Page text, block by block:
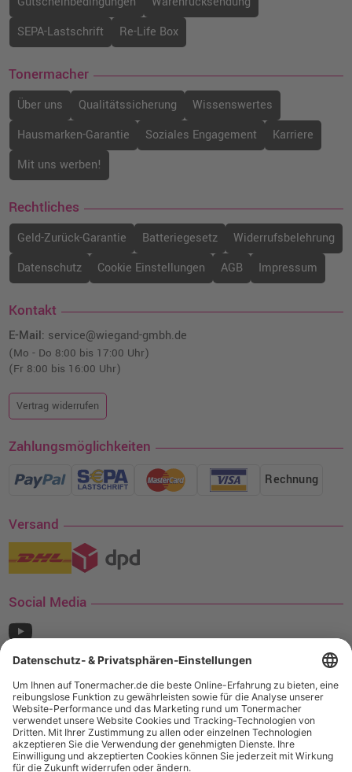
SEPA-Lastschrift
Re-Life Box
Tonermacher
Über uns Qualitätssicherung
Wissenswertes
Hausmarken-Garantie
Soziales Engagement
Karriere
Mit uns werben!
Rechtliches
Geld-Zurück-Garantie Batteriegesetz
Widerrufsbelehrung
Datenschutz
Cookie Einstellungen AGB Impressum
Kontakt
E-Mail: service@wiegand-gmbh.de
(Mo - Do 8:00 bis 17:00 Uhr)
(Fr 8:00 bis 16:00 Uhr)
Vertrag widerrufen
Zahlungsmöglichkeiten
Rechnung
Versand
Social Media
¹ Nur gültig für den Versand innerhalb Deutschlands. Befindet sich ein Warenwert
von mindestens 35€ (inkl. Mwst.) an Ampertec Artikeln in Ihrem Warenkorb, ist der
Versand für Sie kostenfrei.